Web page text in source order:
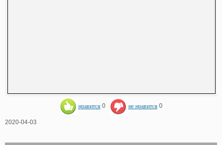
нравится 0 не нравится 0
2020-04-03